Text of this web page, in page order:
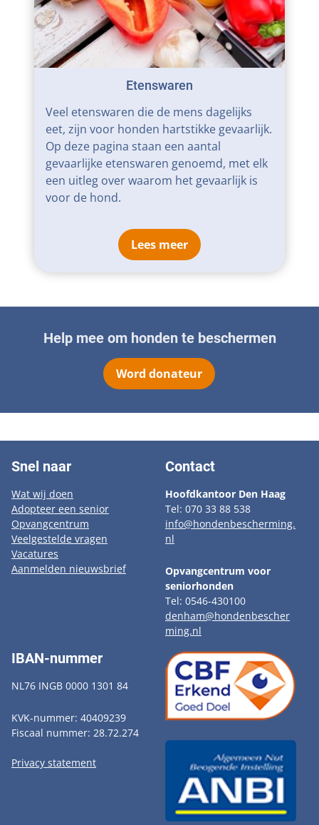
Etenswaren
Veel etenswaren die de mens dagelijks
eet, zijn voor honden hartstikke gevaarlijk.
Op deze pagina staan een aantal
gevaarlijke etenswaren genoemd, met elk
een uitleg over waarom het gevaarlijk is
voor de hond.
Lees meer
Help mee om honden te beschermen
Word donateur
Snel naar
Wat wij doen
Adopteer een senior
Opvangcentrum
Veelgestelde vragen
Vacatures
Aanmelden nieuwsbrief
Contact
Hoofdkantoor Den Haag
Tel: 070 33 88 538
info@hondenbescherming.
nl
Opvangcentrum voor
seniorhonden
Tel: 0546-430100
denham@hondenbescher
ming.nl
IBAN-nummer
NL76 INGB 0000 1301 84
KVK-nummer: 40409239
Fiscaal nummer: 28.72.274
Privacy statement